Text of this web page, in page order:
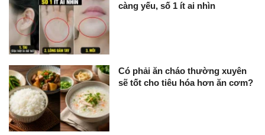
càng yếu, số 1 ít ai nhìn
Có phải ăn cháo thường xuyên
sẽ tốt cho tiêu hóa hơn ăn cơm?